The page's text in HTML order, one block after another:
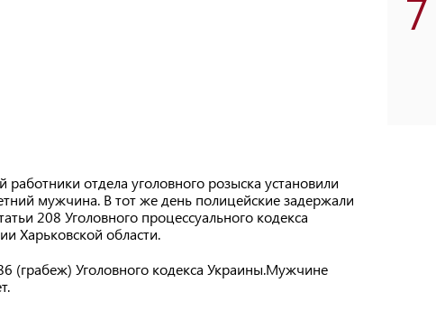
отдела уголовного розыска установили
мужчина. В тот же день полицейские задержали
208 Уголовного процессуального кодекса
Харьковской области.
(грабеж) Уголовного кодекса Украины.Мужчине
7